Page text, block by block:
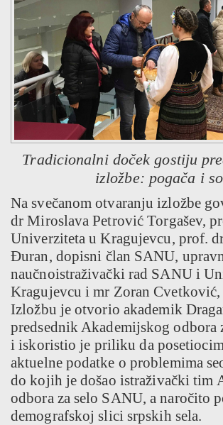
Tradicionalni doček gostiju
izložbe: pogača i so
Na svečanom otvaranju izložbe
dr Miroslava Petrović Torgašev,
Univerziteta u Kragujevcu, prof.
Đuran, dopisni član SANU,
naučnoistraživački rad SANU i
Kragujevcu i mr Zoran
Izložbu je otvorio akademik
predsednik Akademijskog odbora
i iskoristio je priliku da
aktuelne podatke o problemima
do kojih je došao istraživački tim
odbora za selo SANU, a naročito
demografskoj slici srpskih sela.